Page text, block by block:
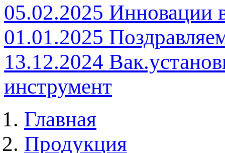
05.02.2025 Инновации
01.01.2025
13.12.2024
инструмент
Главная
Продукция